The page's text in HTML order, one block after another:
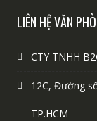
LIÊN HỆ VĂN
CTY TNHH
12C, Đường
TP.HCM